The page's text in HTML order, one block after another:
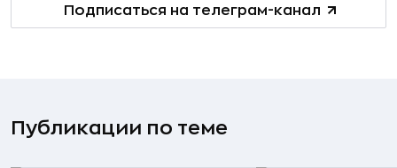
Подписаться на телеграм-канал
Публикации по теме